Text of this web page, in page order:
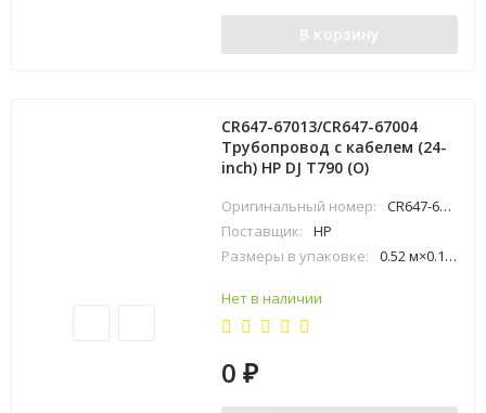
В корзину
CR647-67013/CR647-67004
Трубопровод с кабелем (24-
inch) HP DJ T790 (O)
Оригинальный номер:
CR647-67013
Поставщик:
HP
Размеры в упаковке:
0.52 м×0.12 м×0.72 м
Нет в наличии
0₽